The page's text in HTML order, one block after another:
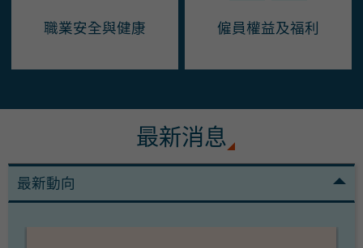
職業安全與健康 僱員權益及福利
最新消息
最新動向